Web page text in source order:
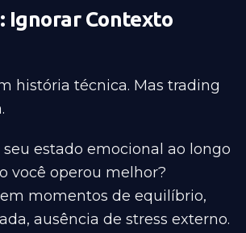
Ignorar Contexto
história técnica. Mas trading
estado emocional ao longo
você operou melhor?
momentos de equilíbrio,
ausência de stress externo.